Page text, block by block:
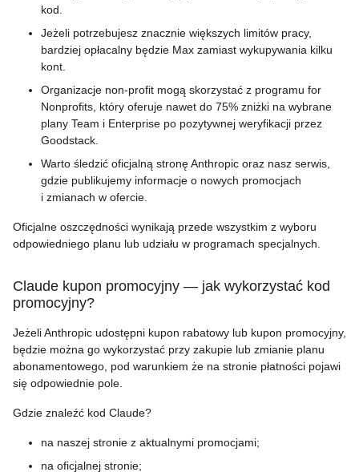
kod.
Jeżeli potrzebujesz znacznie większych limitów pracy,
bardziej opłacalny będzie Max zamiast wykupywania kilku
kont.
Organizacje non-profit mogą skorzystać z programu for
Nonprofits, który oferuje nawet do 75% zniżki na wybrane
plany Team i Enterprise po pozytywnej weryfikacji przez
Goodstack.
Warto śledzić oficjalną stronę Anthropic oraz nasz serwis,
gdzie publikujemy informacje o nowych promocjach
i zmianach w ofercie.
Oficjalne oszczędności wynikają przede wszystkim z wyboru
odpowiedniego planu lub udziału w programach specjalnych.
Claude kupon promocyjny — jak wykorzystać kod
promocyjny?
Jeżeli Anthropic udostępni kupon rabatowy lub kupon promocyjny,
będzie można go wykorzystać przy zakupie lub zmianie planu
abonamentowego, pod warunkiem że na stronie płatności pojawi
się odpowiednie pole.
Gdzie znaleźć kod Claude?
na naszej stronie z aktualnymi promocjami;
na oficjalnej stronie;